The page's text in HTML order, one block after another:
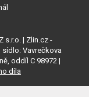
s.r.o. | Zlin.cz -
sídlo: Vavrečkova
oddíl C 98972 |
díla